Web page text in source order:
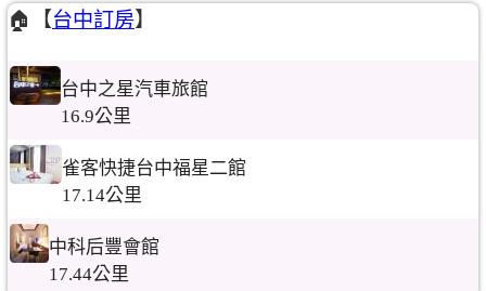
🏠【台中訂房】
台中之星汽車旅館
16.9公里
雀客快捷台中福星二館
17.14公里
中科后豐會館
17.44公里